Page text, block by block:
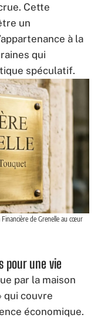
Cette
un
à la
qui
spéculatif.
de Grenelle au cœur
pour une vie
par la maison
qui couvre
économique.